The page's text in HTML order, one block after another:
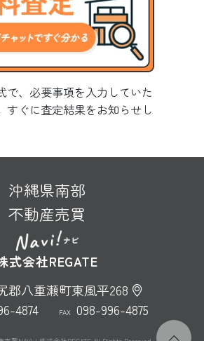
で、必要事項を入力していた
すぐに査定結果をお知らせし
沖縄県南部
不動産売買
式会社REGATE
郡八重瀬町東風平268
4874 FAX 098-996-4875